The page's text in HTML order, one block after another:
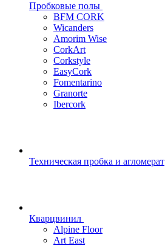
Пробковые полы
BFM CORK
Wicanders
Amorim Wise
CorkArt
Corkstyle
EasyCork
Fomentarino
Granorte
Ibercork
Техническая пробка и агломерат
Кварцвинил
Alpine Floor
Art East